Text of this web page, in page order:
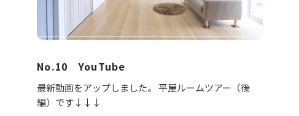
No.10 YouTube
最新動画をアップしました。 平屋ルームツアー（後
編）です↓↓↓